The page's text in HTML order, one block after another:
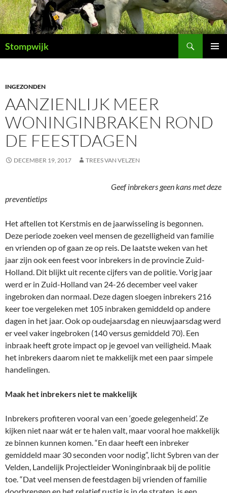
Ga
naar
de
inhoud
Stompwijk
INGEZONDEN
AANZIENLIJK MEER
WONINGINBRAKEN ROND
DE FEESTDAGEN
DECEMBER 19, 2017 TREES VAN VELZEN
Geef inbrekers geen kans met deze
preventietips
Het aftellen tot Kerstmis en de jaarwisseling is begonnen.
Deze periode zoeken veel mensen de gezelligheid van familie
en vrienden op of gaan ze op reis. De laatste weken van het
jaar zijn ook een feest voor inbrekers in de provincie Zuid-
Holland. Dit blijkt uit recente cijfers van de politie. Vorig jaar
werd er in Zuid-Holland van 24-26 december veel vaker
ingebroken dan normaal. Deze dagen sloegen inbrekers 216
keer toe vergeleken met 105 inbraken gemiddeld op andere
dagen in het jaar. Ook op oudejaarsdag en nieuwjaarsdag werd
er veel vaker ingebroken (140 versus gemiddeld 70). Een
inbraak heeft grote impact op je gevoel van veiligheid. Maak
het inbrekers daarom niet te makkelijk met een paar simpele
handelingen.
Maak het inbrekers niet te makkelijk
Inbrekers profiteren vooral van een ‘goede gelegenheid’. Ze
kijken niet naar wát er te halen valt, maar vooral hoe makkelijk
ze binnen kunnen komen. “En daar heeft een inbreker
gemiddeld maar 30 seconden voor nodig”, licht Sybren van der
Velden, Landelijk Projectleider Woninginbraak bij de politie
toe. “Dat veel mensen de feestdagen bij vrienden of familie